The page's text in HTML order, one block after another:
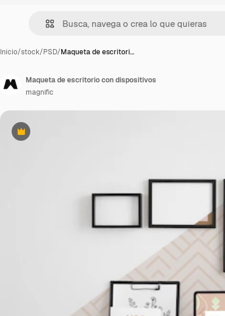
Inicio/stock/PSD/Maqueta de escritori…
Premium
Maqueta de escritorio con dispositivos
magnific